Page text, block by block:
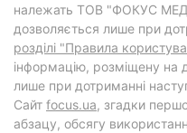
належать ТОВ "ФОКУС
дозволяється лише при
розділі "Правила
інформацію, розміщену на
лише при дотриманні
Cайт focus.ua, згадки
абзацу, обсягу